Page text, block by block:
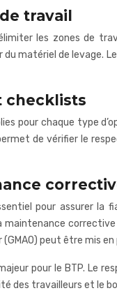
travail
les zones de
matériel de levage.
checklists
pour chaque type
de vérifier le
pour assurer
peut être mis
pour le BTP. Le
des travailleurs et le